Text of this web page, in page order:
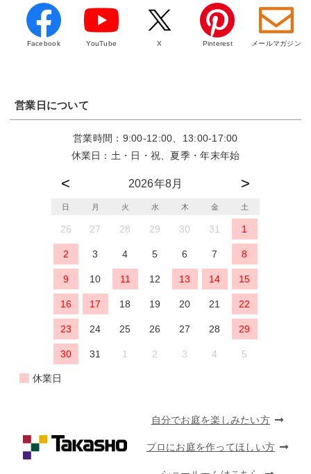
Facebook YouTube X Pinterest メールマガジン
営業日について
営業時間：9:00-12:00、13:00-17:00
休業日：土・日・祝、夏季・年末年始
2026年8月
日 月 火 水 木 金 土
26 27 28 29 30 31 1
2 3 4 5 6 7 8
9 10 11 12 13 14 15
16 17 18 19 20 21 22
23 24 25 26 27 28 29
30 31 1 2 3 4 5
休業日
自分でお庭を楽しみたい方
プロにお庭を作ってほしい方